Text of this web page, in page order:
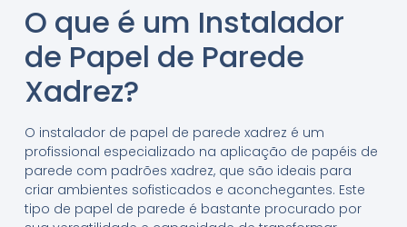
O que é um Instalador
de Papel de Parede
Xadrez?
O instalador de papel de parede xadrez é um
profissional especializado na aplicação de papéis de
parede com padrões xadrez, que são ideais para
criar ambientes sofisticados e aconchegantes. Este
tipo de papel de parede é bastante procurado por